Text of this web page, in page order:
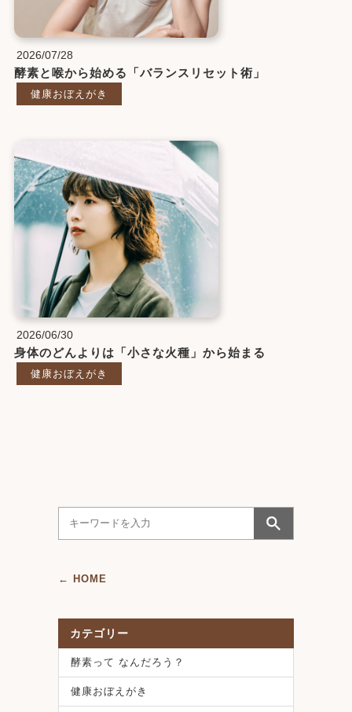
2026/07/28
酵素と喉から始める「バランスリセット術」
健康おぼえがき
2026/06/30
身体のどんよりは「小さな火種」から始まる
健康おぼえがき
← HOME
カテゴリー
酵素って なんだろう？
健康おぼえがき